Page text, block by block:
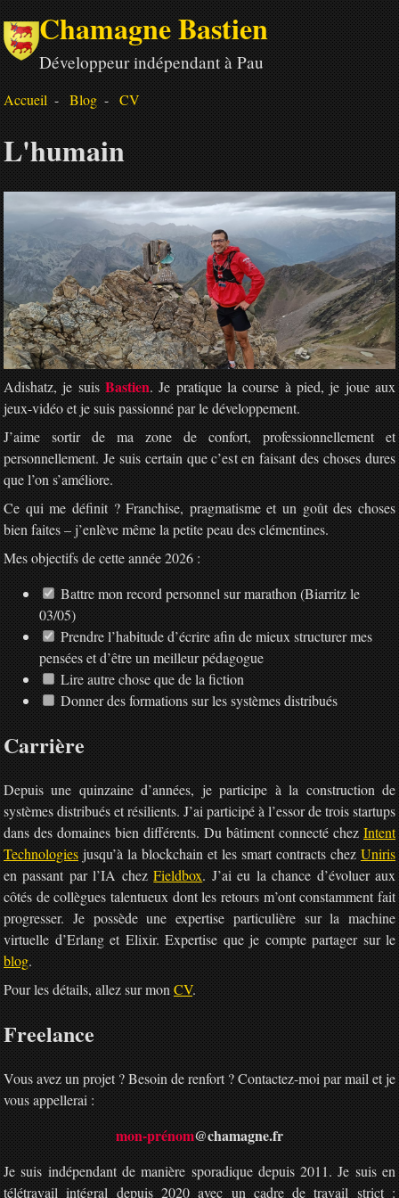
Chamagne Bastien
Développeur indépendant à Pau
Accueil Blog CV
L'humain
Adishatz, je suisBastien. Je pratique la course à pied, je joue aux
jeux-vidéo et je suis passionné par le développement.
J’aime sortir de ma zone de confort, professionnellement et
personnellement. Je suis certain que c’est en faisant des choses dures
que l’on s’améliore.
Ce qui me définit ? Franchise, pragmatisme et un goût des choses
bien faites – j’enlève même la petite peau des clémentines.
Mes objectifs de cette année 2026 :
Battre mon record personnel sur marathon (Biarritz le
03/05)
Prendre l’habitude d’écrire afin de mieux structurer mes
pensées et d’être un meilleur pédagogue
Lire autre chose que de la fiction
Donner des formations sur les systèmes distribués
Carrière
Depuis une quinzaine d’années, je participe à la construction de
systèmes distribués et résilients. J’ai participé à l’essor de trois startups
dans des domaines bien différents. Du bâtiment connecté chezIntent
Technologiesjusqu’à la blockchain et les smart contracts chezUniris
en passant par l’IA chezFieldbox. J’ai eu la chance d’évoluer aux
côtés de collègues talentueux dont les retours m’ont constamment fait
progresser. Je possède une expertise particulière sur la machine
virtuelle d’Erlang et Elixir. Expertise que je compte partager sur le
blog.
Pour les détails, allez sur monCV.
Freelance
Vous avez un projet ? Besoin de renfort ? Contactez-moi par mail et je
vous appellerai :
mon-prénom@chamagne.fr
Je suis indépendant de manière sporadique depuis 2011. Je suis en
télétravail intégral depuis 2020 avec un cadre de travail strict :